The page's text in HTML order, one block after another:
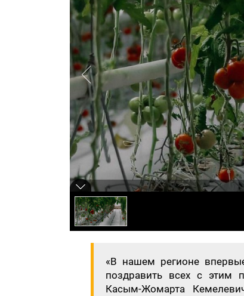
«В нашем регионе
поздравить всех с этим
Касым-Жомарта